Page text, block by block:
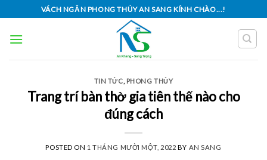
to
content
VÁCH NGĂN PHONG THỦY AN SANG KÍNH CHÀO...!
TIN TỨC, PHONG THỦY
Trang trí bàn thờ gia tiên thế nào cho
đúng cách
POSTED ON 1 THÁNG MƯỜI MỘT, 2022 BY AN SANG